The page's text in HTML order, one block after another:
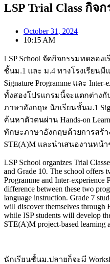
LSP Trial Class กิจ
October 31, 2024
10:15 AM
LSP School จัดกิจกรรมทดลอง
ชั้นม.1 และ ม.4 ทางโรงเรียนมี
Signature Programme และ Inter-
ทั้งสองโปรแกรมนี้จะแตกต่าง
ภาษาอังกฤษ นักเรียนชั้นม.1
ค้นหาตัวตนผ่าน Hands-on
ทักษะภาษาอังกฤษด้วยการสร้
STE(A)M และนำเสนองานหน้
LSP School organizes Trial
and Grade 10. The school offers
Programme and Inter-experience
difference between these two
language instruction. Grade 7
will discover themselves through
while ISP students will develop
STE(A)M project-based learning
นักเรียนชั้นม.ปลายก็จะมี